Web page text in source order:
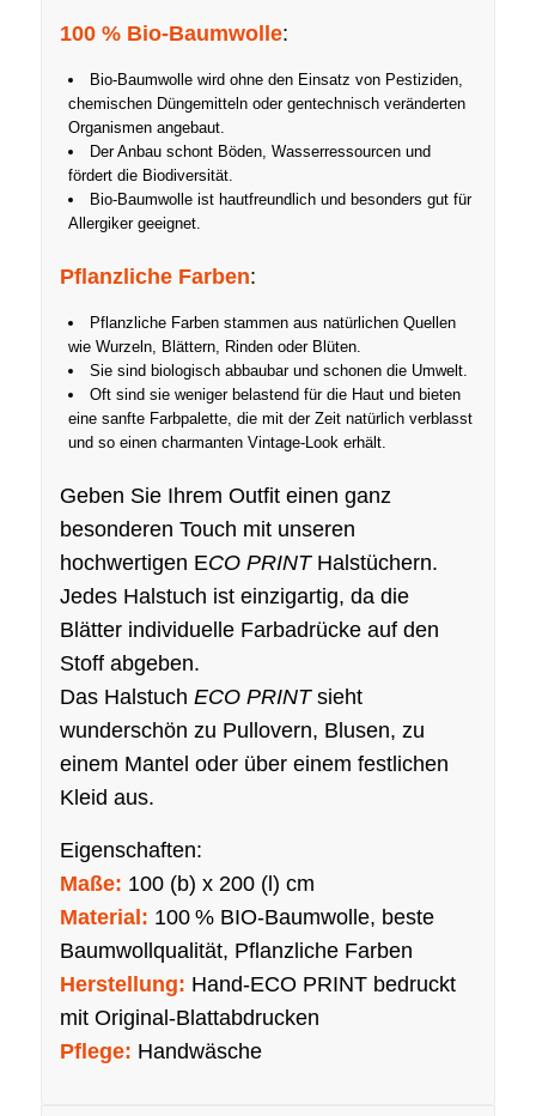
100 % Bio-Baumwolle:
Bio-Baumwolle wird ohne den Einsatz von Pestiziden,
chemischen Düngemitteln oder gentechnisch veränderten
Organismen angebaut.
Der Anbau schont Böden, Wasserressourcen und
fördert die Biodiversität.
Bio-Baumwolle ist hautfreundlich und besonders gut für
Allergiker geeignet.
Pflanzliche Farben:
Pflanzliche Farben stammen aus natürlichen Quellen
wie Wurzeln, Blättern, Rinden oder Blüten.
Sie sind biologisch abbaubar und schonen die Umwelt.
Oft sind sie weniger belastend für die Haut und bieten
eine sanfte Farbpalette, die mit der Zeit natürlich verblasst
und so einen charmanten Vintage-Look erhält.
Geben Sie Ihrem Outfit einen ganz
besonderen Touch mit unseren
hochwertigen ECO PRINTHalstüchern.
Jedes Halstuch ist einzigartig, da die
Blätter individuelle Farbadrücke auf den
Stoff abgeben.
Das Halstuch ECO PRINTsieht
wunderschön zu Pullovern, Blusen, zu
einem Mantel oder über einem festlichen
Kleid aus.
Eigenschaften:
Maße: 100 (b) x 200 (l) cm
Material: 100 % BIO-Baumwolle, beste
Baumwollqualität, Pflanzliche Farben
Herstellung: Hand-ECO PRINT bedruckt
mit Original-Blattabdrucken
Pflege: Handwäsche